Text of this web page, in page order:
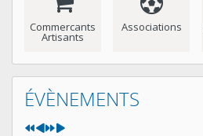
Commercants
Artisants
Associations
ÉVÈNEMENTS
Année
précédente
Mois
précédent
Année
suivante
Mois
suivant